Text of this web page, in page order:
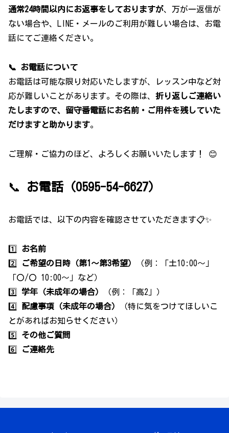
通常24時間以内にお返事をしておりますが、万が一返信が
ない場合や、LINE・メールのご利用が難しい場合は、お電
話にてご連絡ください。
📞 お電話について
お電話は可能な限り対応いたしますが、レッスン中など対
応が難しいことがあります。その際は、 折り返しご連絡い
たしますので、留守番電話にお名前・ご用件を残していた
だけますと助かります。
ご理解・ご協力のほど、よろしくお願いいたします！ 😊
📞 お電話（0595-54-6627）
お電話では、以下の内容を確認させていただきます📋✨
1️⃣ お名前
2️⃣
ご希望の日時（第1〜第3希望）
（例：「土10:00～」
「〇/〇 10:00～」など）
3️⃣ 学年（未成年の場合）
（例：「高2」）
4️⃣ 配慮事項（未成年の場合）
（特に気をつけてほしいこ
とがあればお知らせください）
5️⃣ その他ご質問
6️⃣
ご連絡先